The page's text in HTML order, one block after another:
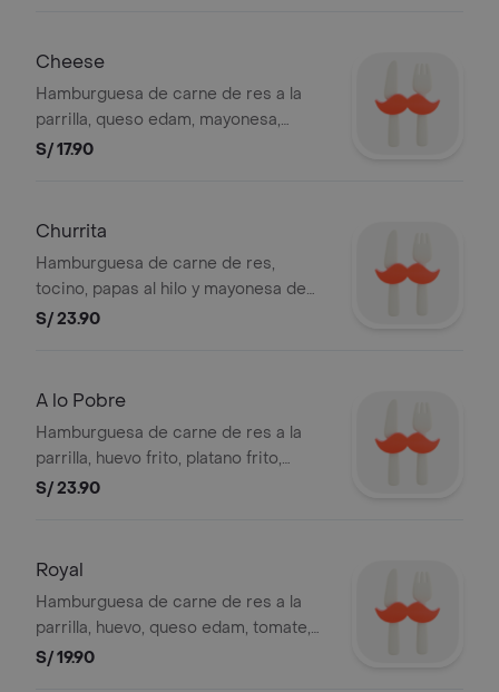
Cheese
Hamburguesa de carne de res a la
parrilla, queso edam, mayonesa,
tomate y lechuga. Foto referencial.
S/ 17.90
Churrita
Hamburguesa de carne de res,
tocino, papas al hilo y mayonesa de
chimichurri. Foto referencial.
S/ 23.90
A lo Pobre
Hamburguesa de carne de res a la
parrilla, huevo frito, platano frito,
cebolla blanca, tomate y mayonesa.
S/ 23.90
Royal
Hamburguesa de carne de res a la
parrilla, huevo, queso edam, tomate,
lechuga y mayonesa. Foo referencial.
S/ 19.90